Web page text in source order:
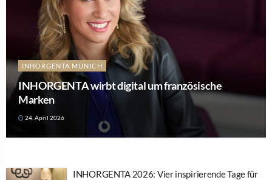
INHORGENTA MUNICH
INHORGENTA wirbt digital um französische
Marken
24. April 2026
INHORGENTA 2026: Vier inspirierende Tage für